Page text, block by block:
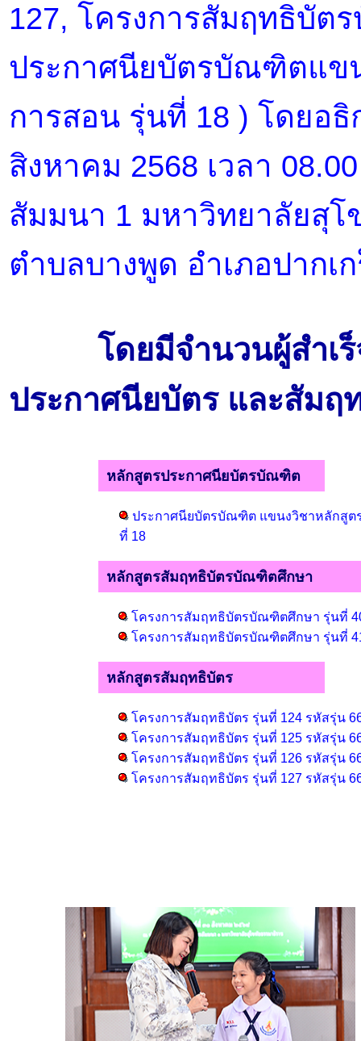
127, โครงการสัมฤทธิบั
ประกาศนียบัตรบัณฑิตแข
การสอน รุ่นที่ 18 ) โดยอธิ
สิงหาคม 2568 เวลา
สัมมนา 1 มหาวิทยาลัยสุโ
ตำบลบางพูด อำเภอปากเ
โดยมีจำนวนผู้สำเ
ประกาศนียบัตร และสัมฤ
หลักสูตรประกาศนียบัตรบัณฑิต
ประกาศนียบัตรบัณฑิต แขนงวิชาหลักสูต
ที่ 18
หลักสูตรสัมฤทธิบัตรบัณฑิตศึกษา
โครงการสัมฤทธิบัตรบัณฑิตศึกษา รุ่นที่
โครงการสัมฤทธิบัตรบัณฑิตศึกษา รุ่นที่
หลักสูตรสัมฤทธิบัตร
โครงการสัมฤทธิบัตร รุ่นที่ 124 รหัสรุ่น
โครงการสัมฤทธิบัตร รุ่นที่ 125 รหัสรุ่น
โครงการสัมฤทธิบัตร รุ่นที่ 126 รหัสรุ่น
โครงการสัมฤทธิบัตร รุ่นที่ 127 รหัสรุ่น